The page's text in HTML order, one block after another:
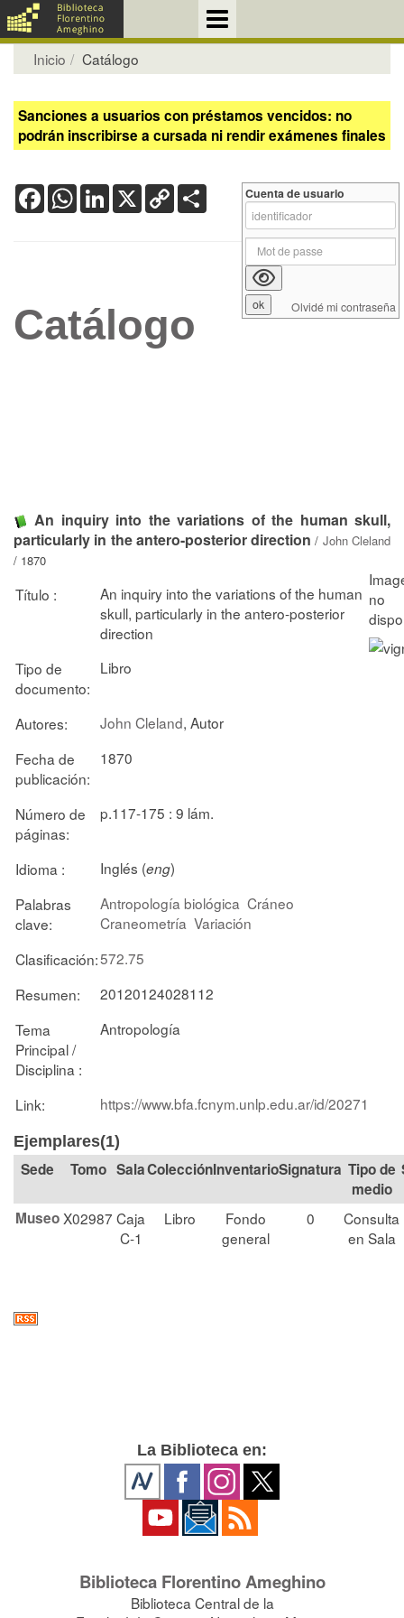
Inicio Catálogo
Sanciones a usuarios con préstamos vencidos: no
podrán inscribirse a cursada ni rendir exámenes finales
FacebookWhatsApp
LinkedIn
X Copy
Link
Catálogo
An inquiry into the variations of the human skull,
particularly in the antero-posterior direction / John Cleland
/ 1870
Título :
An inquiry into the variations of the human
skull, particularly in the antero-posterior
direction
Tipo de
documento:
Libro
Autores: John Cleland, Autor
Fecha de
publicación:
1870
Número de
páginas:
p.117-175 : 9 lám.
Idioma : Inglés (eng)
Palabras
clave:
Antropología biológica Cráneo
Craneometría Variación
Clasificación:572.75
Resumen:
20120124028112
Tema
Principal /
Disciplina :
Antropología
Link: https://www.bfa.fcnym.unlp.edu.ar/id/20271
Ejemplares(1)
Tomo SalaColección Signatura Tipo de
medio
MuseoX02987 Caja
C-1
Libro
Fondo
general
0
Consulta
en Sala
Cuenta de usuario
Olvidé mi contraseña
La Biblioteca en:
Biblioteca Florentino Ameghino
Biblioteca Central de la